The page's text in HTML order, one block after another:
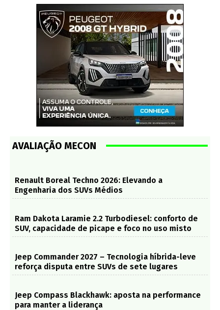
AVALIAÇÃO MECON
Renault Boreal Techno 2026: Elevando a
Engenharia dos SUVs Médios
Ram Dakota Laramie 2.2 Turbodiesel: conforto de
SUV, capacidade de picape e foco no uso misto
Jeep Commander 2027 – Tecnologia híbrida-leve
reforça disputa entre SUVs de sete lugares
Jeep Compass Blackhawk: aposta na performance
para manter a liderança